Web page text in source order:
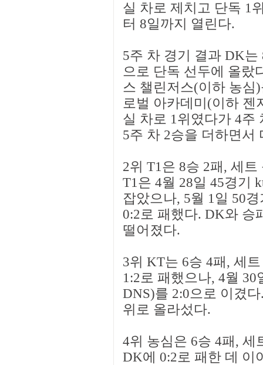
실 차로 제치고 단독 1
터 8일까지 열린다.
5주 차 경기 결과 DK는
으로 단독 선두에 올랐
스 챌린저스(이하 농심
로벌 아카데미(이하 젠
실 차로 1위였다가 4주
5주 차 2승을 더하면서
2위 T1은 8승 2패, 세
T1은 4월 28일 45경기
잡았으나, 5월 1일 50
0:2로 패했다. DK와 승
떨어졌다.
3위 KT는 6승 4패, 세
1:2로 패했으나, 4월
DNS)를 2:0으로 이겼
위로 올라섰다.
4위 농심은 6승 4패, 세
DK에 0:2로 패한 데 이